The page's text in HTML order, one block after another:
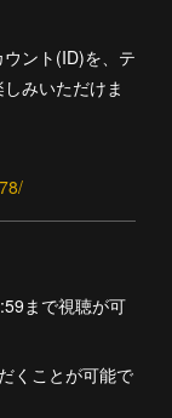
ント(ID)を、テ
みいただけま
まで視聴が可
くことが可能で